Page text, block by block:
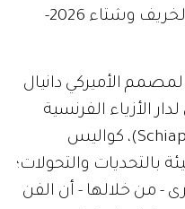
للأزياء الراقية (الهوت كوتور)، لخريف وشتاء 2026-
الأميركي دانيال
الأزياء الفرنسية
(Schiaparelli)، كواليس
بالتحديات والتحولات؛
- من خلالها - أن الفن